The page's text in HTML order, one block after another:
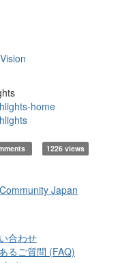
home
1226 views
Japan
合わせ
るご質問 (FAQ)